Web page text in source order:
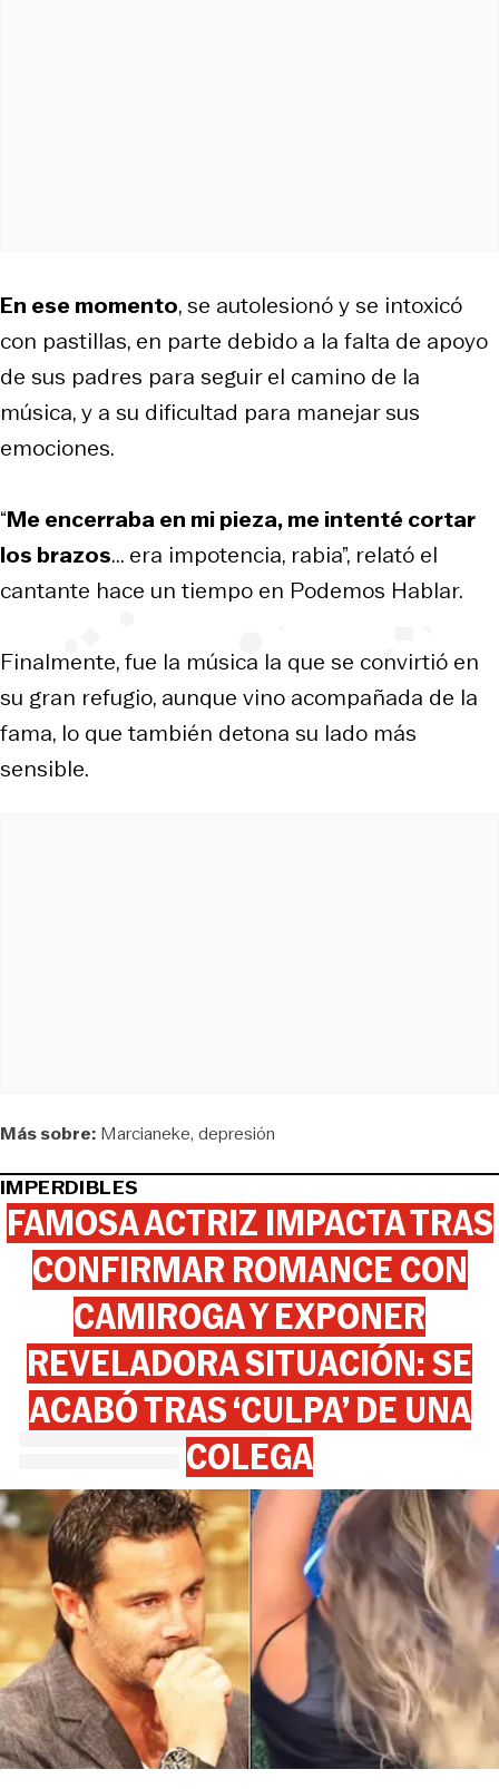
En ese momento, se autolesionó y se intoxicó
con pastillas, en parte debido a la falta de apoyo
de sus padres para seguir el camino de la
música, y a su dificultad para manejar sus
emociones.
“Me encerraba en mi pieza, me intenté cortar
los brazos... era impotencia, rabia”, relató el
cantante hace un tiempo en Podemos Hablar.
Finalmente, fue la música la que se convirtió en
su gran refugio, aunque vino acompañada de la
fama, lo que también detona su lado más
sensible.
Más sobre: Marcianeke depresión
IMPERDIBLES
FAMOSA ACTRIZ IMPACTA TRAS
CONFIRMAR ROMANCE CON
CAMIROGA Y EXPONER
REVELADORA SITUACIÓN: SE
ACABÓ TRAS ‘CULPA’ DE UNA
COLEGA